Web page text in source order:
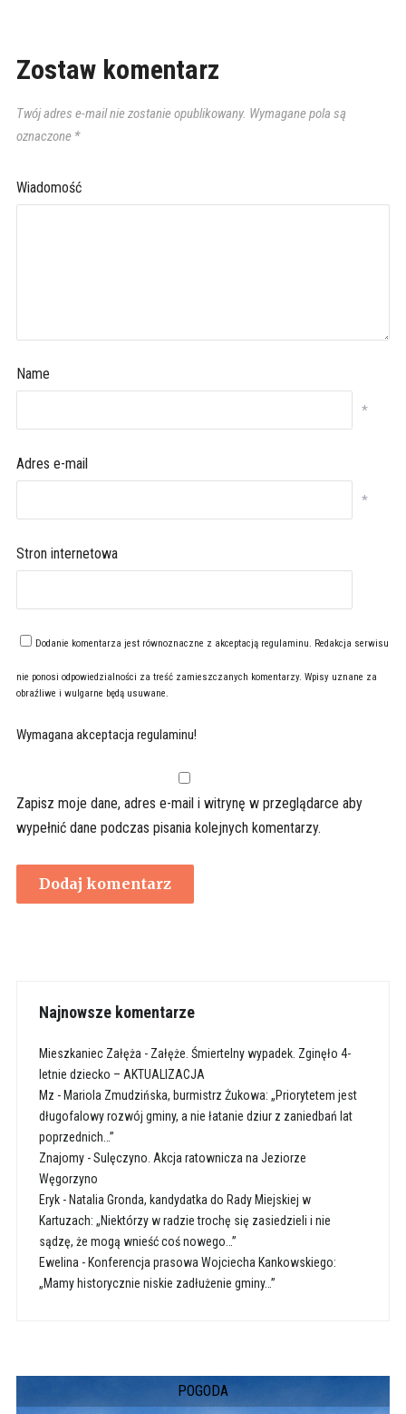
Zostaw komentarz
Twój adres e-mail nie zostanie opublikowany. Wymagane pola są
oznaczone *
Wiadomość
Name
*
Adres e-mail
*
Stron internetowa
Dodanie komentarza jest równoznaczne z akceptacją regulaminu. Redakcja serwisu
nie ponosi odpowiedzialności za treść zamieszczanych komentarzy. Wpisy uznane za
obraźliwe i wulgarne będą usuwane.
Wymagana akceptacja regulaminu!
Zapisz moje dane, adres e-mail i witrynę w przeglądarce aby
wypełnić dane podczas pisania kolejnych komentarzy.
Najnowsze komentarze
Mieszkaniec Załęża- Załęże. Śmiertelny wypadek. Zginęło 4-
letnie dziecko – AKTUALIZACJA
Mz - Mariola Zmudzińska, burmistrz Żukowa: „Priorytetem jest
długofalowy rozwój gminy, a nie łatanie dziur z zaniedbań lat
poprzednich…”
Znajomy-Sulęczyno. Akcja ratownicza na Jeziorze
Węgorzyno
Eryk- Natalia Gronda, kandydatka do Rady Miejskiej w
Kartuzach: „Niektórzy w radzie trochę się zasiedzieli i nie
sądzę, że mogą wnieść coś nowego…”
Ewelina- Konferencja prasowa Wojciecha Kankowskiego:
„Mamy historycznie niskie zadłużenie gminy…”
POGODA